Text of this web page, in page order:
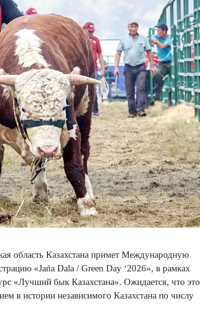
область Казахстана примет Международную
«Jańa Dala / Green Day ‘2026», в рамках
«Лучший бык Казахстана». Ожидается, что это
в истории независимого Казахстана по числу